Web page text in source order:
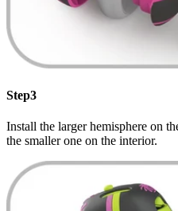
Step3
Install the larger hemisphere on
the smaller one on the interior.